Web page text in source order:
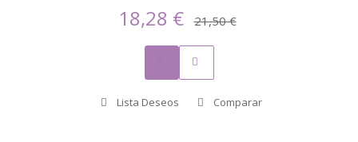
18,28 € 21,50 €
Lista Deseos Comparar